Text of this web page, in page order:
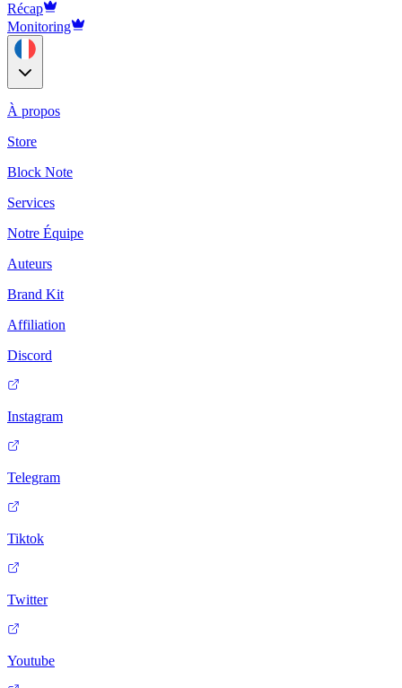
Récap
Monitoring
À propos
Store
Block Note
Services
Notre Équipe
Auteurs
Brand Kit
Affiliation
Discord
Instagram
Telegram
Tiktok
Twitter
Youtube